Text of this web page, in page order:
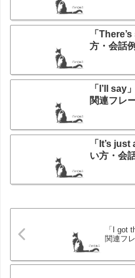
「
方・会話
「I’ll say
関連フレ
「It’s
い方・会
「I got
関連フ